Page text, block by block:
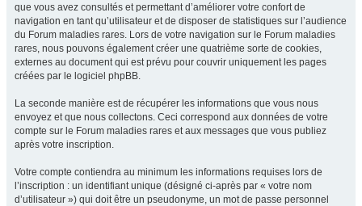
que vous avez consultés et permettant d’améliorer votre confort de
navigation en tant qu’utilisateur et de disposer de statistiques sur l’audience
du Forum maladies rares. Lors de votre navigation sur le Forum maladies
rares, nous pouvons également créer une quatrième sorte de cookies,
externes au document qui est prévu pour couvrir uniquement les pages
créées par le logiciel phpBB.
La seconde manière est de récupérer les informations que vous nous
envoyez et que nous collectons. Ceci correspond aux données de votre
compte sur le Forum maladies rares et aux messages que vous publiez
après votre inscription.
Votre compte contiendra au minimum les informations requises lors de
l’inscription : un identifiant unique (désigné ci-après par « votre nom
d’utilisateur ») qui doit être un pseudonyme, un mot de passe personnel